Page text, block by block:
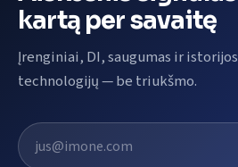
kartą per savaitę
Įrenginiai, DI, saugumas ir
technologijų — be triukšmo.
El. pašto adresas